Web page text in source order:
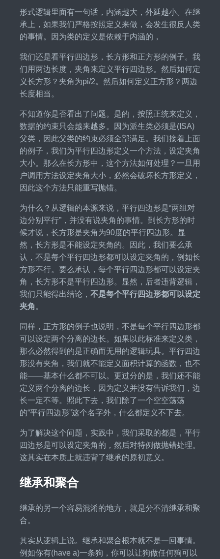
形式逻辑里面有一句话，内涵越大，外延越小。在继
承上，如果我们严格按照定义来做，会发生很反人类
的事情。因为类的定义是依赖于内涵的，
我们还是看平行四边形，长方形和正方形的例子。我
们用两边长度，夹角来定义平行四边形。然后如何定
义长方形？夹角为pi/2。然后如何定义正方形？两边
长度相当。
不知道你是否看出了问题。是的，按照正统来定义，
数据的约束只会越来越多。因为派生类必须是(ISA)
父类，因此父类的约束必须全部满足。我们接着上面
的例子，我们为平行四边形定义一个方法，设定夹角
大小。那么在长方形中，这个方法如何处理？一旦用
户调用方法设定夹角大小，必然会破坏长方形定义，
因此这个方法只能重写抛错。
为什么？从逻辑的本源来说，平行四边形是“两组对
边分别平行”，并没有说夹角的事情。到长方形的时
候才说，长方形是夹角为90度的平行四边形。显
然，长方形是不能设定夹角的。因此，我们要么承
认，不是每个平行四边形都可以设定夹角的，例如长
方形不行。要么承认，每个平行四边形都可以设定夹
角，长方形不是平行四边形。显然，后者违背逻辑，
我们只能得出结论， 不是每个平行四边形都可以设定
夹角 。
同样，正方形的例子也说明，不是每个平行四边形都
可以设定两个分离的边长。如果以此标准来定义类，
那么必然得到的是正确而无用的逻辑玩具。平行四边
形没有夹角，我们就不能定义面积计算的函数，也不
能——基本什么都不可以。更过分的是，我们还不能
定义两个分离的边长，因为定义并没有告诉我们，边
长一定不等。照此下去，我们除了一个空空荡荡
的“平行四边形”这个名字外，什么都定义不下去。
为了解决这个问题，实践中，我们采取的都是，平行
四边形是可以设定夹角的，然后对特例做抛错处理。
这其实在本质上就违背了继承的原初意义。
继承和聚合
继承的另一个容易混淆的地方，就是分不清继承和聚
合。
其实从逻辑上说。继承和聚合根本就不是一回事情。
例如你有(have a)一条狗，你可以让狗做任何狗可以